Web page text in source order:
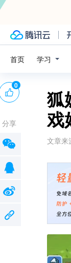
首页 学习
狐
戏
文章来
0
分享